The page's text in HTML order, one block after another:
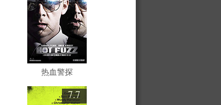
热血警探
7.7